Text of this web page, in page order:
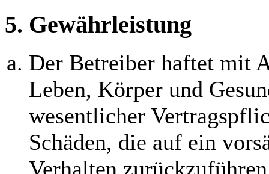
5. Gewährleistung
Der Betreiber haftet mit
Leben, Körper und
wesentlicher
Schäden, die auf ein
Verhalten